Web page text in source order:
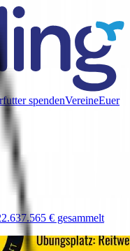
spendenVereineEuer
€ gesammelt